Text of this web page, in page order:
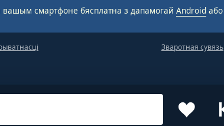
вашым смартфоне бясплатна з дапамогай Android або
Зваротная сувязь